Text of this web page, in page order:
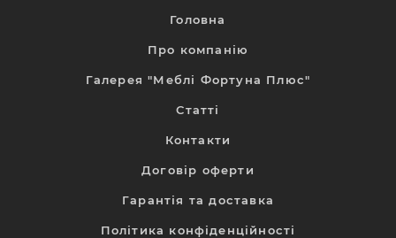
Головна
Про компанію
Галерея "Меблі Фортуна Плюс"
Статті
Контакти
Договір оферти
Гарантія та доставка
Політика конфіденційності